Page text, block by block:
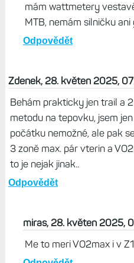
mám wattmetery
MTB, nemám silničku ani
Odpovědět
Zdenek, 28. květen 2025,
Behám prakticky jen trail a
metodu na tepovku, jsem
počátku nemožné, ale pak
3 zoně max. pár vterin a
to je nejak jinak..
Odpovědět
miras, 28. květen 2025,
Me to meri VO2max i v